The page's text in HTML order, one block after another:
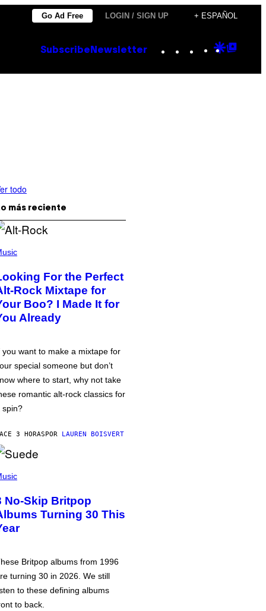
Go Ad Free LOGIN / SIGN UP + ESPAÑOL
Subscribe Newsletter Instagram
TikTok
YouTube
Google
todo
más reciente
For the Perfect
Rock Mixtape for
Boo? I Made It for
Already
you want to make a mixtape for
special someone but don’t
where to start, why not take
romantic alt-rock classics for
spin?
3 HORASPOR LAUREN BOISVERT
No-Skip Britpop
Turning 30 This
Britpop albums from 1996
turning 30 in 2026. We still
to these defining albums
to back.